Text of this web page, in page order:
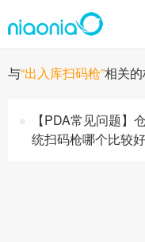
与“出入库扫码枪”相关
【PDA常见问题】
统扫码枪哪个比较